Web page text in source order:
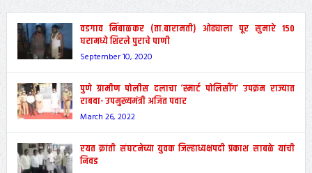
वडगाव निंबाळकर (ता.बारामती) ओढ्याला पूर सुमारे 150
घरामध्ये शिरले पुराचे पाणी
September 10, 2020
पुणे ग्रामीण पोलीस दलाचा ‘स्मार्ट पोलिसींग’ उपक्रम राज्यात
राबवा- उपमुख्यमंत्री अजित पवार
March 26, 2022
रयत क्रांती संघटनेच्या युवक जिल्हाध्यक्षपदी प्रकाश साबळे यांची
निवड